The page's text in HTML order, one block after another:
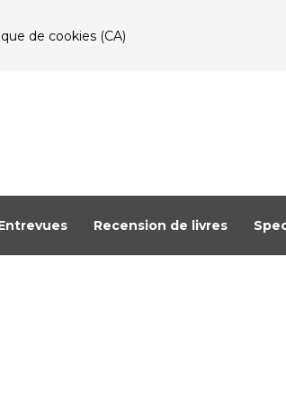
de cookies (CA)
Recension de livres